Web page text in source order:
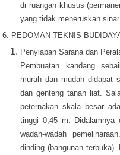
di ruangan khusus
yang tidak meneruskan
6. PEDOMAN TEKNIS
Penyiapan Sarana dan
Pembuatan kandang
murah dan mudah didapat
dan genteng tanah liat.
peternakan skala besar
tinggi 0,45 m. Didalamnya
wadah-wadah
dinding (bangunan